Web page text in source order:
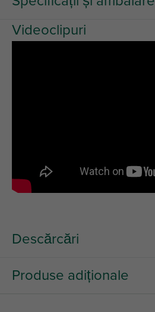
Videoclipuri
Descărcări
Produse adiționale